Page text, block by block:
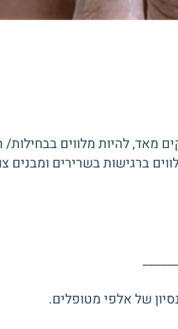
מאד, להיות מלווים
ברגישות בשרירים ומבנים